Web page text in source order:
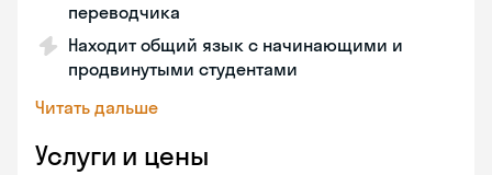
переводчика
Находит общий язык с начинающими и
продвинутыми студентами
Читать дальше
Услуги и цены